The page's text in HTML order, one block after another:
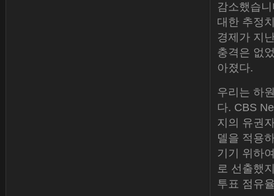
감소했습
대한 추정
경제가 지
충격은 없
아졌다.
우리는 하
다. CBS
지의 유권
델을 적용
기기 위하
로 선출했
투표 점유